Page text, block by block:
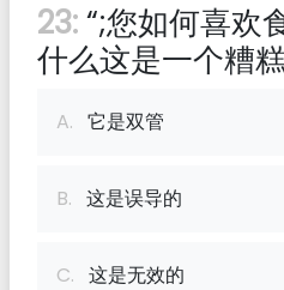
23:“;您如何喜欢
什么这是一个糟
A. 它是双管
B. 这是误导的
C. 这是无效的